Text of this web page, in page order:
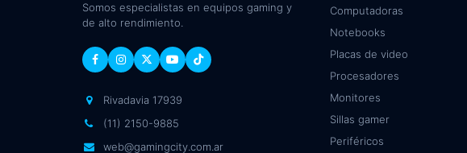
Somos especialistas en equipos gaming y
de alto rendimiento.
Rivadavia 17939
(11) 2150-9885
web@gamingcity.com.ar
Computadoras
Notebooks
Placas de video
Procesadores
Monitores
Sillas gamer
Periféricos